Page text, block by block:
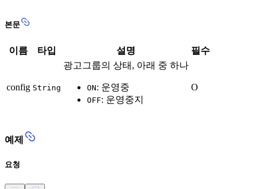
본문
이름 타입 설명 필수
config String
광고그룹의 상태, 아래 중 하나
ON: 운영중
OFF: 운영중지
O
예제
요청